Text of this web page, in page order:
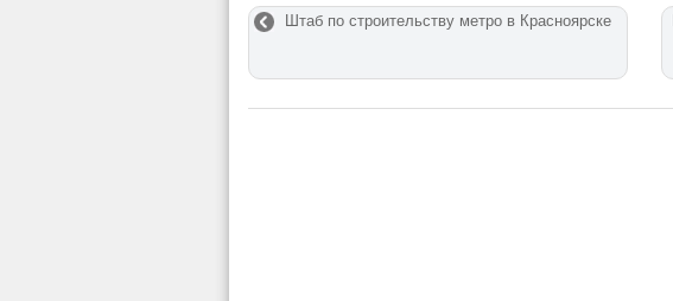
Штаб по строительству метро в Красноярске